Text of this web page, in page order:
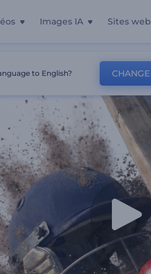
Images IA Sites web
to English? CHANGE